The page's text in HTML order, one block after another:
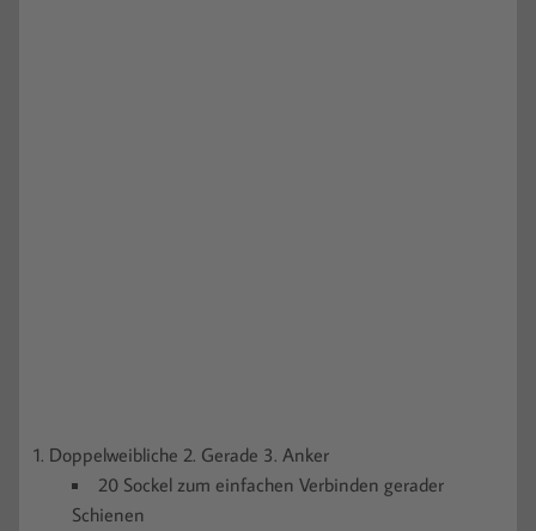
1. Doppelweibliche 2. Gerade 3. Anker
20 Sockel zum einfachen Verbinden gerader
Schienen